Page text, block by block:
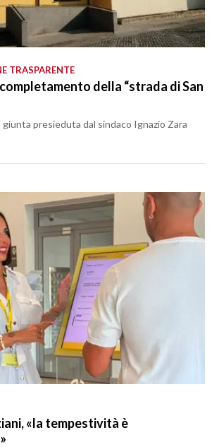
TRASPARENTE
della “strada di San
giunta presieduta dal sindaco Ignazio Zara
«la tempestività è